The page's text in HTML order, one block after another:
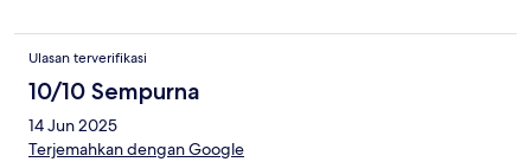
Ulasan terverifikasi
10/10 Sempurna
14 Jun 2025
Terjemahkan dengan Google